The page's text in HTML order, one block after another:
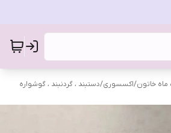
ماه خاتون/اکسسوری/دستبند ، گردنبند ، گوشواره